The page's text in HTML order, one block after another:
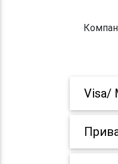
Visa/